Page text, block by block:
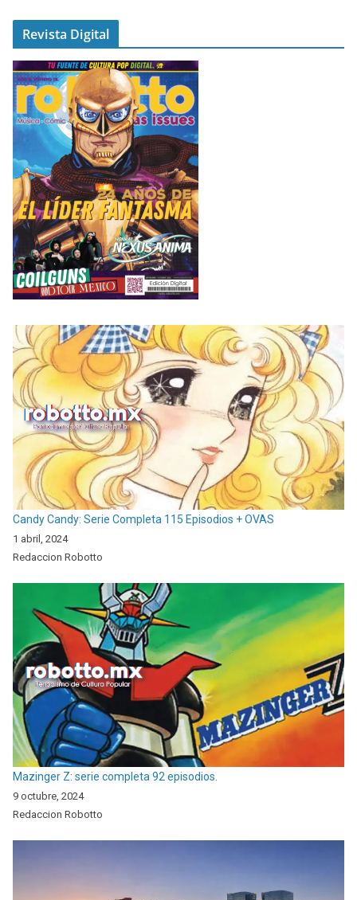
Revista Digital
Candy Candy: Serie Completa 115 Episodios + OVAS
1 abril, 2024
Redaccion Robotto
Mazinger Z: serie completa 92 episodios.
9 octubre, 2024
Redaccion Robotto